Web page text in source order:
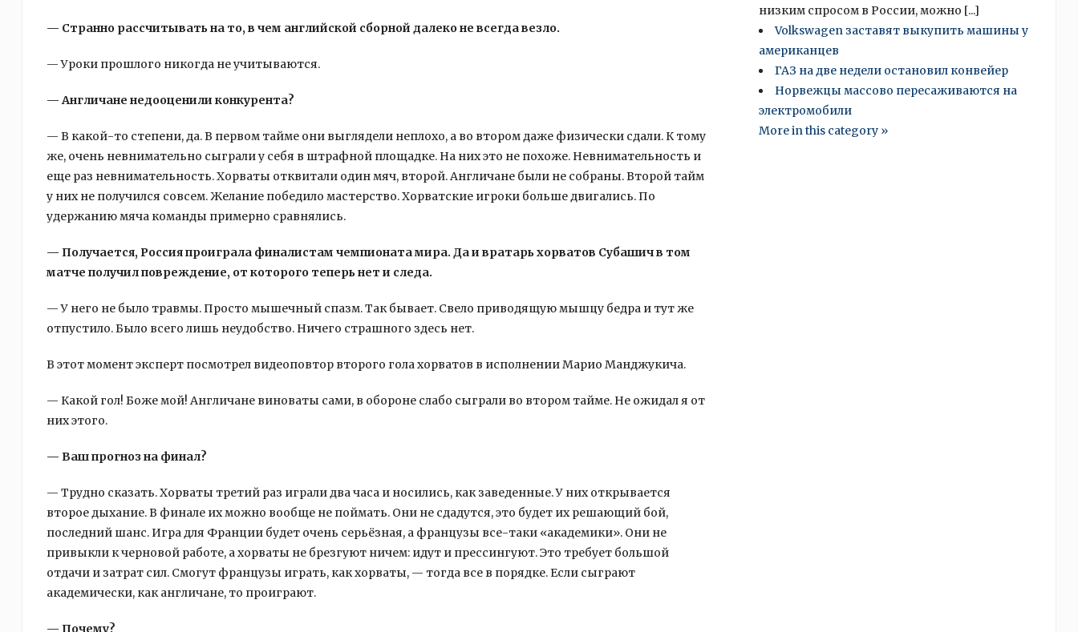
— Странно рассчитывать на то, в чем английской сборной далеко не всегда везло.
— Уроки прошлого никогда не учитываются.
— Англичане недооценили конкурента?
— В какой-то степени, да. В первом тайме они выглядели неплохо, а во втором даже физически сдали. К тому
же, очень невнимательно сыграли у себя в штрафной площадке. На них это не похоже. Невнимательность и
еще раз невнимательность. Хорваты отквитали один мяч, второй. Англичане были не собраны. Второй тайм
у них не получился совсем. Желание победило мастерство. Хорватские игроки больше двигались. По
удержанию мяча команды примерно сравнялись.
— Получается, Россия проиграла финалистам чемпионата мира. Да и вратарь хорватов Субашич в том
матче получил повреждение, от которого теперь нет и следа.
— У него не было травмы. Просто мышечный спазм. Так бывает. Свело приводящую мышцу бедра и тут же
отпустило. Было всего лишь неудобство. Ничего страшного здесь нет.
В этот момент эксперт посмотрел видеоповтор второго гола хорватов в исполнении Марио Манджукича.
— Какой гол! Боже мой! Англичане виноваты сами, в обороне слабо сыграли во втором тайме. Не ожидал я от
них этого.
— Ваш прогноз на финал?
— Трудно сказать. Хорваты третий раз играли два часа и носились, как заведенные. У них открывается
второе дыхание. В финале их можно вообще не поймать. Они не сдадутся, это будет их решающий бой,
последний шанс. Игра для Франции будет очень серьёзная, а французы все-таки «академики». Они не
привыкли к черновой работе, а хорваты не брезгуют ничем: идут и прессингуют. Это требует большой
отдачи и затрат сил. Смогут французы играть, как хорваты, — тогда все в порядке. Если сыграют
академически, как англичане, то проиграют.
— Почему?
низким спросом в России, можно [...]
Volkswagen заставят выкупить машины у
американцев
ГАЗ на две недели остановил конвейер
Норвежцы массово пересаживаются на
электромобили
More in this category »